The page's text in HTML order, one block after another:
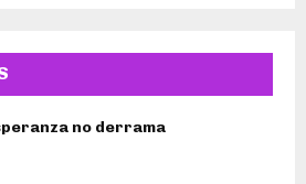
no derrama